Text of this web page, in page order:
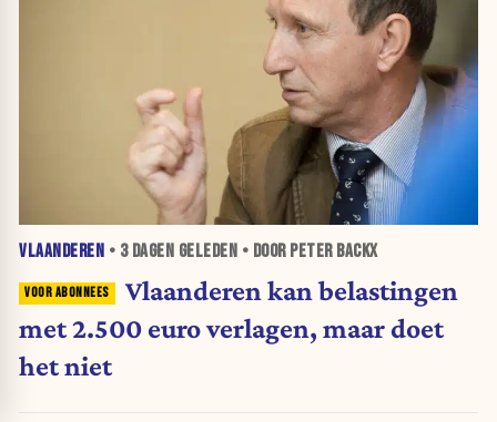
VLAANDEREN • 3 DAGEN GELEDEN • DOOR PETER BACKX
Vlaanderen kan belastingen
met 2.500 euro verlagen, maar doet
het niet